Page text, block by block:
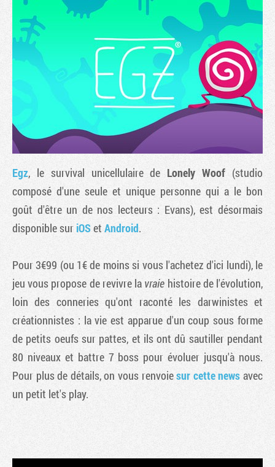
Egz, le survival unicellulaire de Lonely Woof (studio
composé d'une seule et unique personne qui a le bon
goût d'être un de nos lecteurs : Evans), est désormais
disponible sur iOSet Android.
Pour 3€99 (ou 1€ de moins si vous l'achetez d'ici lundi), le
jeu vous propose de revivre la vraie histoire de l'évolution,
loin des conneries qu'ont raconté les darwinistes et
créationnistes : la vie est apparue d'un coup sous forme
de petits oeufs sur pattes, et ils ont dû sautiller pendant
80 niveaux et battre 7 boss pour évoluer jusqu'à nous.
Pour plus de détails, on vous renvoiesur cette news avec
un petit let's play.